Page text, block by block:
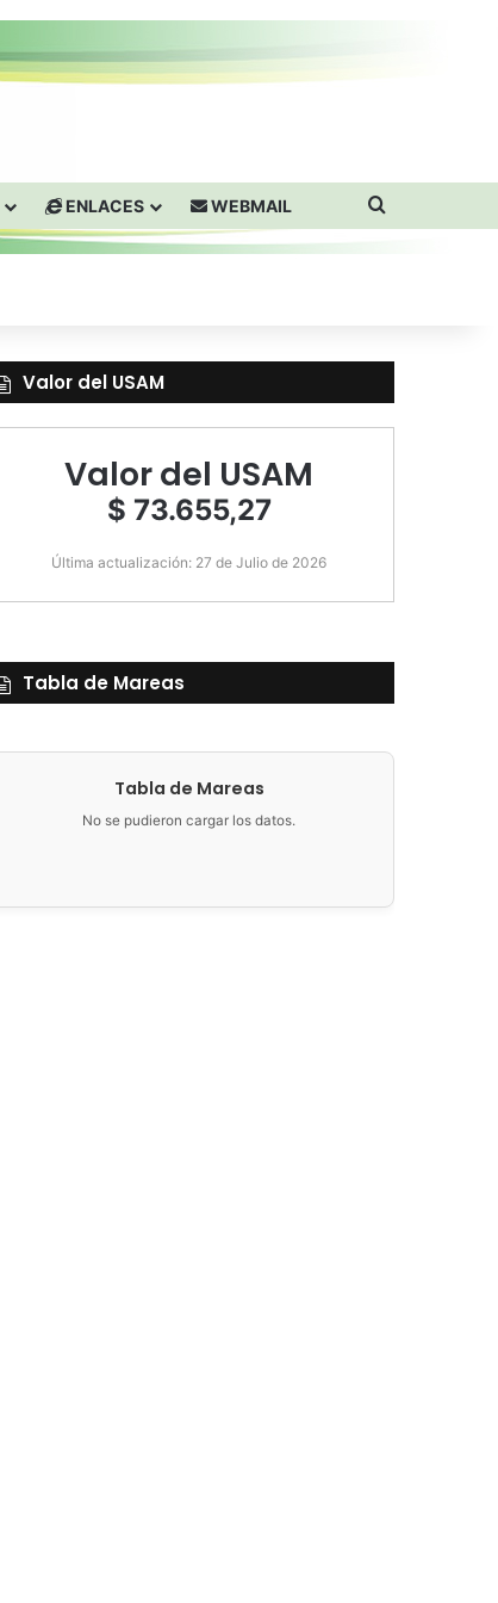
ENLACES WEBMAIL Buscar por
Valor del USAM
Valor del USAM
$ 73.655,27
Última actualización: 27 de Julio de 2026
Tabla de Mareas
Tabla de Mareas
No se pudieron cargar los datos.